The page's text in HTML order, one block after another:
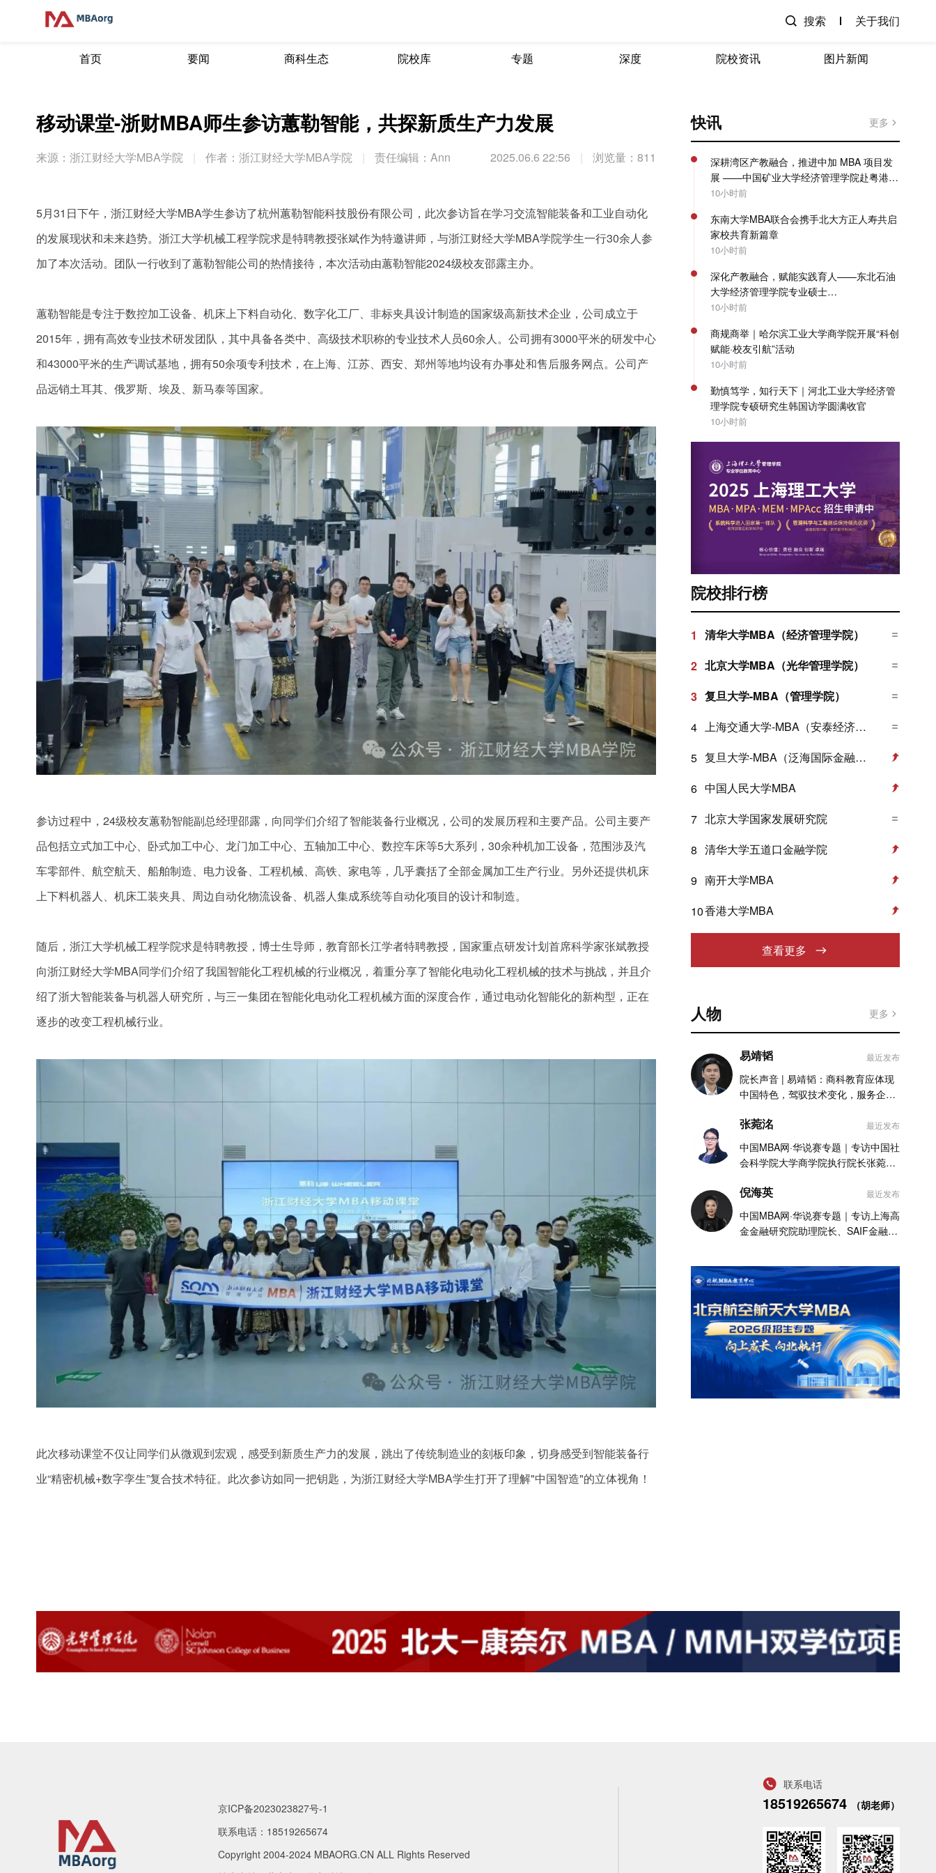
搜索 关于我们
首页 要闻 商科生态 院校库 专题 深度 院校资讯 图片新闻
移动课堂-浙财MBA师生参访蕙勒智能，共探新质生产力发展
来源：浙江财经大学MBA学院 作者：浙江财经大学MBA学院 责任编辑：Ann 2025.06.6 22:56 浏览量：811
5月31日下午，浙江财经大学MBA学生参访了杭州蕙勒智能科技股份有限公司，此次参访旨在学习交流智能装备和工业自动化
的发展现状和未来趋势。浙江大学机械工程学院求是特聘教授张斌作为特邀讲师，与浙江财经大学MBA学院学生一行30余人参
加了本次活动。团队一行收到了蕙勒智能公司的热情接待，本次活动由蕙勒智能2024级校友邵露主办。
蕙勒智能是专注于数控加工设备、机床上下料自动化、数字化工厂、非标夹具设计制造的国家级高新技术企业，公司成立于
2015年，拥有高效专业技术研发团队，其中具备各类中、高级技术职称的专业技术人员60余人。公司拥有3000平米的研发中心
和43000平米的生产调试基地，拥有50余项专利技术，在上海、江苏、西安、郑州等地均设有办事处和售后服务网点。公司产
品远销土耳其、俄罗斯、埃及、新马泰等国家。
参访过程中，24级校友蕙勒智能副总经理邵露，向同学们介绍了智能装备行业概况，公司的发展历程和主要产品。公司主要产
品包括立式加工中心、卧式加工中心、龙门加工中心、五轴加工中心、数控车床等5大系列，30余种机加工设备，范围涉及汽
车零部件、航空航天、船舶制造、电力设备、工程机械、高铁、家电等，几乎囊括了全部金属加工生产行业。另外还提供机床
上下料机器人、机床工装夹具、周边自动化物流设备、机器人集成系统等自动化项目的设计和制造。
随后，浙江大学机械工程学院求是特聘教授，博士生导师，教育部长江学者特聘教授，国家重点研发计划首席科学家张斌教授
向浙江财经大学MBA同学们介绍了我国智能化工程机械的行业概况，着重分享了智能化电动化工程机械的技术与挑战，并且介
绍了浙大智能装备与机器人研究所，与三一集团在智能化电动化工程机械方面的深度合作，通过电动化智能化的新构型，正在
逐步的改变工程机械行业。
此次移动课堂不仅让同学们从微观到宏观，感受到新质生产力的发展，跳出了传统制造业的刻板印象，切身感受到智能装备行
业“精密机械+数字孪生”复合技术特征。此次参访如同一把钥匙，为浙江财经大学MBA学生打开了理解"中国智造"的立体视角！
快讯 更多
深耕湾区产教融合，推进中加 MBA 项目发
展 ——中国矿业大学经济管理学院赴粤港澳
开展专项走访调研
10小时前
东南大学MBA联合会携手北大方正人寿共启
家校共育新篇章
10小时前
深化产教融合，赋能实践育人——东北石油
大学经济管理学院专业硕士
（MBA/MPAcc）系列教学活动圆满收官
10小时前
商规商举｜哈尔滨工业大学商学院开展“科创
赋能·校友引航”活动
10小时前
勤慎笃学，知行天下｜河北工业大学经济管
理学院专硕研究生韩国访学圆满收官
10小时前
院校排行榜
1
清华大学MBA（经济管理学院）
2 北京大学MBA（光华管理学院）
3 复旦大学-MBA（管理学院）
4
上海交通大学-MBA（安泰经济与管理学院）
5
复旦大学-MBA（泛海国际金融学院）
6 中国人民大学MBA
7 北京大学国家发展研究院
8 清华大学五道口金融学院
9 南开大学MBA
10香港大学MBA
查看更多
人物 更多
易靖韬 最近发布
院长声音 | 易靖韬：商科教育应体现
中国特色，驾驭技术变化，服务企业
张菀洺 最近发布
中国MBA网·华说赛专题｜专访中国社
会科学院大学商学院执行院长张菀洺
倪海英 最近发布
中国MBA网·华说赛专题｜专访上海高
金金融研究院助理院长、SAIF金融
京ICP备2023023827号-1
联系电话：18519265674
Copyright 2004-2024 MBAORG.CN ALL Rights Reserved
联系电话
18519265674 （胡老师）